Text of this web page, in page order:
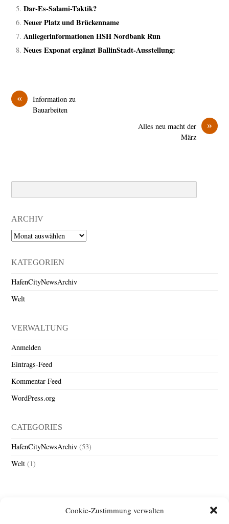
Cookie-Zustimmung verwalten
Dar-Es-Salami-Taktik?
Neuer Platz und Brückenname
Anliegerinformationen HSH Nordbank Run
Neues Exponat ergänzt BallinStadt-Ausstellung:
«
Information zu
Bauarbeiten
»
Alles neu macht der
März
ARCHIV
Archiv
KATEGORIEN
HafenCityNewsArchiv
Welt
VERWALTUNG
Anmelden
Eintrags-Feed
Kommentar-Feed
WordPress.org
CATEGORIES
HafenCityNewsArchiv (53)
Welt (1)